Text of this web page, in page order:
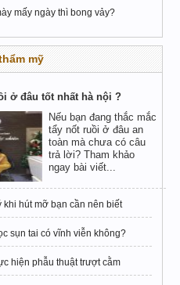
mấy ngày thì bong vảy?
mỹ
ở đâu tốt nhất hà nội ?
Nếu bạn đang thắc mắc
tẩy nốt ruồi ở đâu an
toàn mà chưa có câu
trả lời? Tham khảo
ngay bài viết...
khi hút mỡ bạn cần nên biết
sụn tai có vĩnh viễn không?
hiện phẫu thuật trượt cằm